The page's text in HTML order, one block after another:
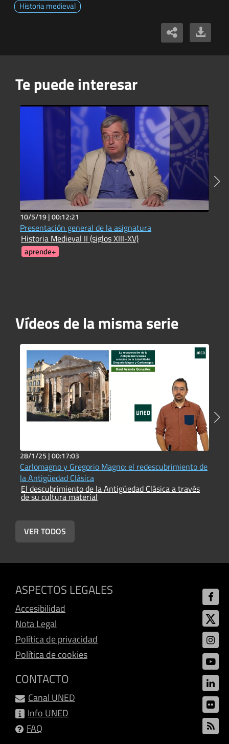
Historia medieval
Te puede interesar
10/5/19 |00:12:21
Presentación general de la asignatura
Historia Medieval II (siglos XIII-XV)
aprende+
Vídeos de la misma serie
28/1/25 |00:17:03
Carlomagno y Gregorio Magno: el redescubrimiento de
la Antigüedad Clásica
El descubrimiento de la Antigüedad Clásica a través
de su cultura material
VER TODOS
ASPECTOS LEGALES
Accesibilidad
Nota Legal
Política de privacidad
Política de cookies
CONTACTO
Canal UNED
Info UNED
FAQ